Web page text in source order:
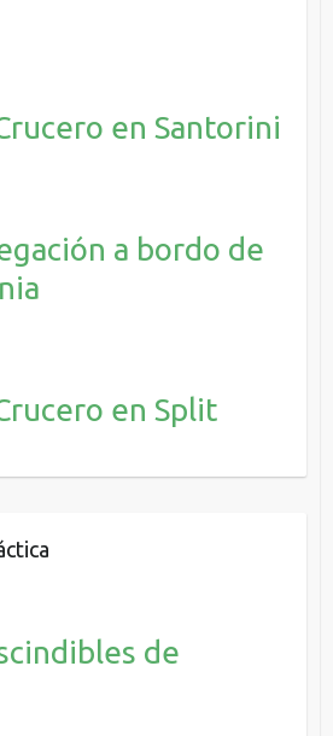
en Santorini
a bordo de
en Split
de